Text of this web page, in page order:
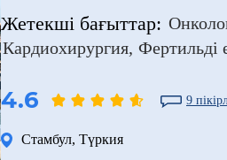
Жетекші бағыттар:
Кардиохирургия Фертильді
4.6 9
Стамбул, Түркия